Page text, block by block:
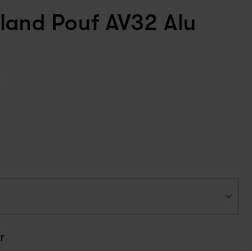
Pouf AV32 Alu